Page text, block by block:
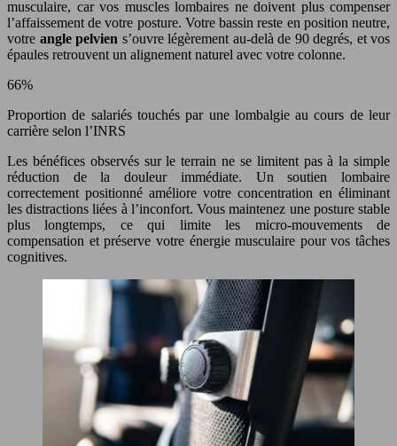
musculaire, car vos muscles lombaires ne doivent plus compenser
l’affaissement de votre posture. Votre bassin reste en position neutre,
votre angle pelvien s’ouvre légèrement au-delà de 90 degrés, et vos
épaules retrouvent un alignement naturel avec votre colonne.
66%
Proportion de salariés touchés par une lombalgie au cours de leur
carrière selon l’INRS
Les bénéfices observés sur le terrain ne se limitent pas à la simple
réduction de la douleur immédiate. Un soutien lombaire
correctement positionné améliore votre concentration en éliminant
les distractions liées à l’inconfort. Vous maintenez une posture stable
plus longtemps, ce qui limite les micro-mouvements de
compensation et préserve votre énergie musculaire pour vos tâches
cognitives.